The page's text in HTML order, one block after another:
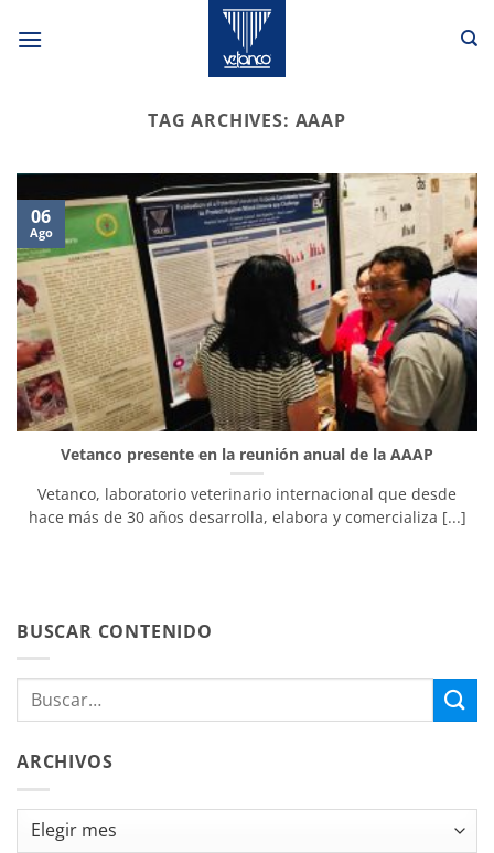
TAG ARCHIVES: AAAP
Vetanco presente en la reunión anual de la AAAP
Vetanco, laboratorio veterinario internacional que desde
hace más de 30 años desarrolla, elabora y comercializa [...]
06
Ago
BUSCAR CONTENIDO
ARCHIVOS
Archivos